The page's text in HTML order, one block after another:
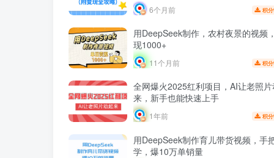
6个月前 积分
用DeepSeek制作，农村夜景的视频
现1000+
11个月前 积分
全网爆火2025红利项目，AI让老照
来，新手也能快速上手
1年前 积分
用DeepSeek制作育儿带货视频，手
学，爆10万单销量